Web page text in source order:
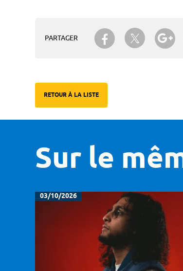
PARTAGER
Partager surPartager
RETOUR À LA LISTE
Sur le
03/10/2026